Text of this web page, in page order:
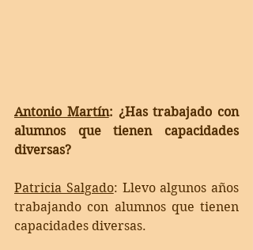
Antonio Martín: ¿Has trabajado con
alumnos que tienen capacidades
diversas?
Patricia Salgado: Llevo algunos años
trabajando con alumnos que tienen
capacidades diversas.